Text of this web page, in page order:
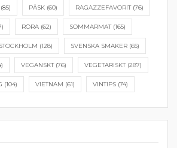
PÅSK(60) RAGAZZEFAVORIT(76)
RÖRA(62) SOMMARMAT(165)
STOCKHOLM (128) SVENSKA SMAKER(65)
VEGANSKT(76) VEGETARISKT(287)
(104) VIETNAM (61) VINTIPS (74)